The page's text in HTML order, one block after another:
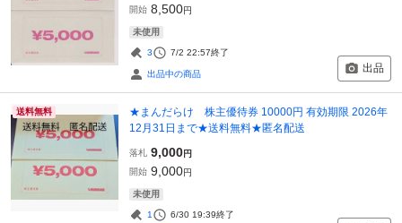
開始 8,500円
未使用
3 7/2 22:57終了
出品中の商品 出品
送料無料
★まんだらけ 株主優待券 10000円 有効期限 2026年
12月31日まで★送料無料★匿名配送
落札 9,000円
開始 9,000円
未使用
1 6/30 19:39終了